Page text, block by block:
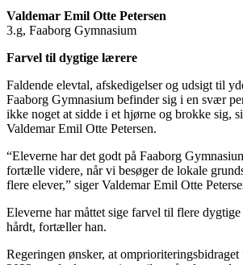
Valdemar Emil Otte Petersen
3.g, Faaborg Gymnasium
Farvel til dygtige lærere
Faldende elevtal, afskedigelser og udsigt til
Faaborg Gymnasium befinder sig i en svær
ikke noget at sidde i et hjørne og brokke sig,
Valdemar Emil Otte Petersen.
“Eleverne har det godt på Faaborg
fortælle videre, når vi besøger de lokale
flere elever,” siger Valdemar Emil Otte
Eleverne har måttet sige farvel til flere
hårdt, fortæller han.
Regeringen ønsker, at